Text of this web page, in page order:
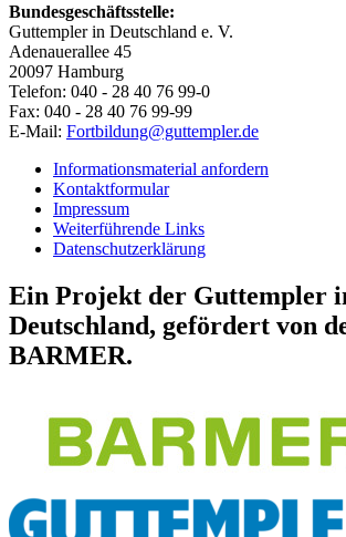
Bundesgeschäftsstelle:
Guttempler in Deutschland e. V.
Adenauerallee 45
20097 Hamburg
Telefon: 040 - 28 40 76 99-0
Fax: 040 - 28 40 76 99-99
E-Mail: Fortbildung@guttempler.de
Informationsmaterial anfordern
Kontaktformular
Impressum
Weiterführende Links
Datenschutzerklärung
Ein Projekt der Guttempler
Deutschland, gefördert von
BARMER.